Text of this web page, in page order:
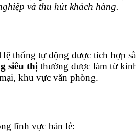
và thu hút khách hàng.
thống tự động được tích hợp
siêu thị thường được làm từ
khu vực văn phòng.
lĩnh vực bán lẻ: